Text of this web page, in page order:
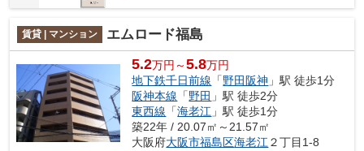
賃貸 | マンション エムロード福島
5.2万円～5.8万円
地下鉄千日前線 「野田阪神 」駅 徒歩1分
阪神本線 「野田 」駅 徒歩2分
東西線 「海老江 」駅 徒歩1分
築22年 / 20.07㎡～21.57㎡
大阪府大阪市福島区海老江 ２丁目1-8